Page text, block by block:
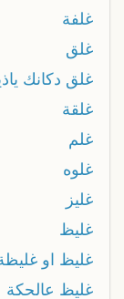
غلفة
غلق
غلق دكانك
غلقة
غلم
غلوه
غليز
غليظ
غليظ او
غليظ عالحكة